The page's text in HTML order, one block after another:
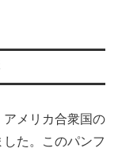
アメリカ合衆国の
た。このパンフ